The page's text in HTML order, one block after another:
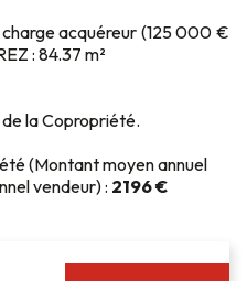
charge acquéreur (125 000 €
: 84.37 m²
la Copropriété.
(Montant moyen annuel
vendeur) : 2196 €